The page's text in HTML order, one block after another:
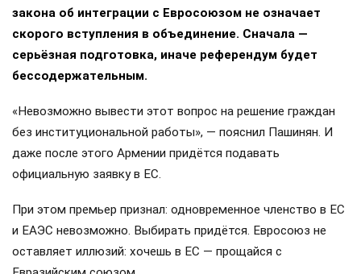
закона об интеграции с Евросоюзом не означает
скорого вступления в объединение. Сначала —
серьёзная подготовка, иначе референдум будет
бессодержательным.
«Невозможно вывести этот вопрос на решение граждан
без институциональной работы», — пояснил Пашинян. И
даже после этого Армении придётся подавать
официальную заявку в ЕС.
При этом премьер признал: одновременное членство в ЕС
и ЕАЭС невозможно. Выбирать придётся. Евросоюз не
оставляет иллюзий: хочешь в ЕС — прощайся с